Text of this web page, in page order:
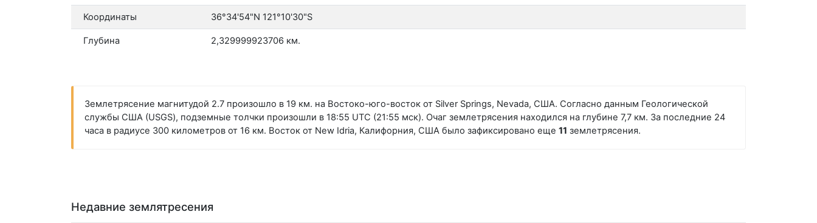
Координаты 36°34'54"N 121°10'30"S
Глубина 2,329999923706 км.
Землетрясение магнитудой 2.7 произошло в 19 км. на Востоко-юго-восток от Silver Springs, Nevada, США. Согласно данным Геологической
службы США (USGS), подземные толчки произошли в 18:55 UTC (21:55 мск). Очаг землетрясения находился на глубине 7,7 км. За последние 24
часа в радиусе 300 километров от 16 км. Восток от New Idria, Калифорния, США было зафиксировано еще 11 землетрясения.
Недавние землятресения